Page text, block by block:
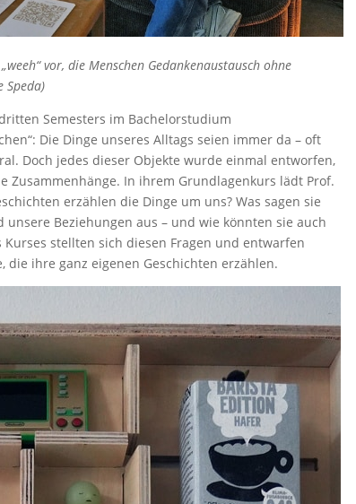
vor, die Menschen Gedankenaustausch ohne
Speda)
Semesters im Bachelorstudium
Die Dinge unseres Alltags seien immer da – oft
Doch jedes dieser Objekte wurde einmal entworfen,
Zusammenhänge. In ihrem Grundlagenkurs lädt Prof.
erzählen die Dinge um uns? Was sagen sie
Beziehungen aus – und wie könnten sie auch
stellten sich diesen Fragen und entwarfen
ihre ganz eigenen Geschichten erzählen.